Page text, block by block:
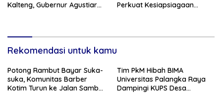
Kalteng, Gubernur Agustiar
Perkuat Kesiapsiagaan
Rekomendasi untuk kamu
Potong Rambut Bayar Suka-
suka, Komunitas Barber
Kotim Turun ke Jalan Sambut
Tim PkM Hibah BIMA
Universitas Palangka Raya
Dampingi KUPS Desa